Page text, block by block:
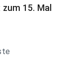
15. Mal